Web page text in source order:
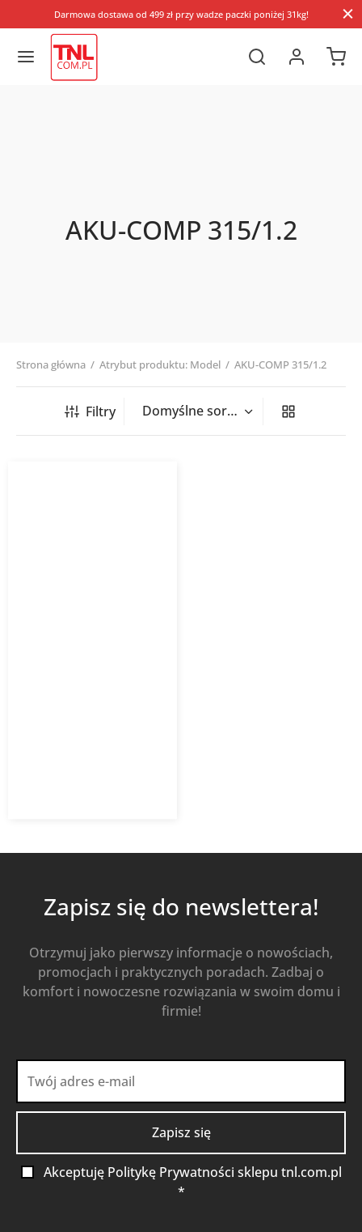
Darmowa dostawa od 499 zł przy wadze paczki poniżej 31kg!
AKU-COMP 315/1.2
Strona główna / Atrybut produktu: Model / AKU-COMP 315/1.2
Filtry
Zapisz się do newslettera!
Otrzymuj jako pierwszy informacje o nowościach,
promocjach i praktycznych poradach. Zadbaj o
komfort i nowoczesne rozwiązania w swoim domu i
firmie!
Akceptuję Politykę Prywatności sklepu tnl.com.pl
*